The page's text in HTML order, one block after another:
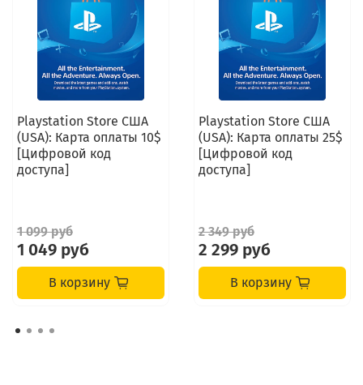
Playstation Store США
(USA): Карта оплаты 10$
[Цифровой код
доступа]
1 099 руб
1 049 руб
В корзину
Playstation Store США
(USA): Карта оплаты 25$
[Цифровой код
доступа]
2 349 руб
2 299 руб
В корзину